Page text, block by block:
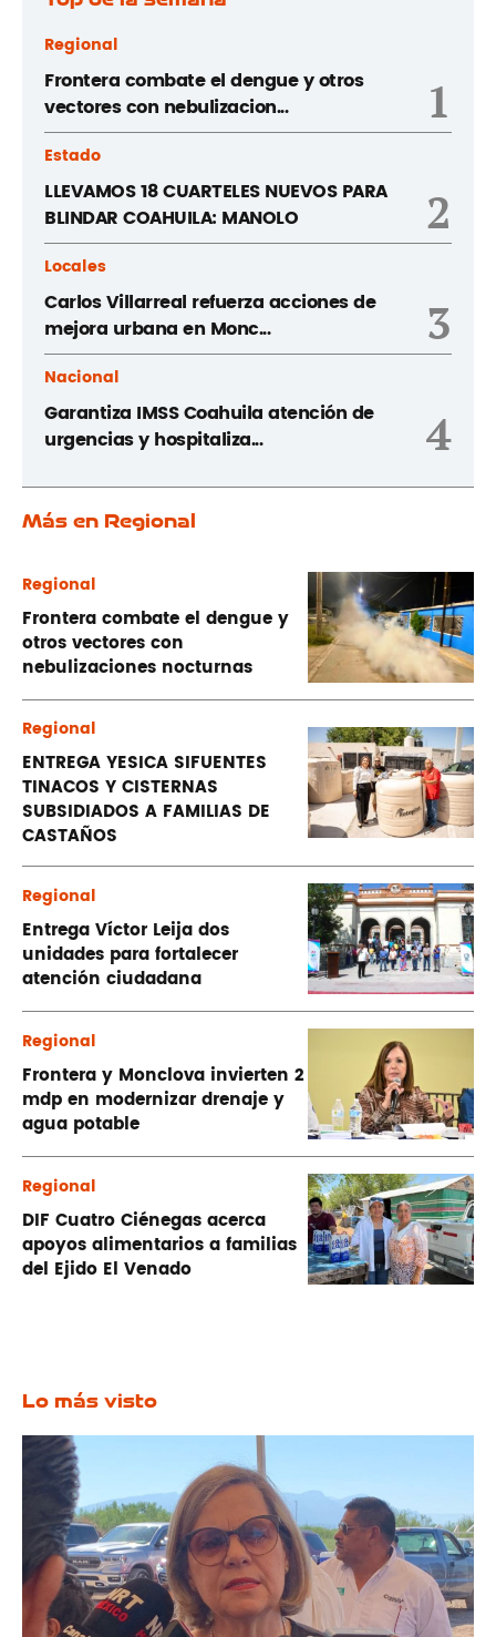
Regional
Frontera combate el dengue y otros
vectores con nebulizacion...
1
Estado
LLEVAMOS 18 CUARTELES NUEVOS PARA
BLINDAR COAHUILA: MANOLO
2
Locales
Carlos Villarreal refuerza acciones de
mejora urbana en Monc...
3
Nacional
Garantiza IMSS Coahuila atención de
urgencias y hospitaliza...
4
Más en Regional
Regional
Frontera combate el dengue y
otros vectores con
nebulizaciones nocturnas
Regional
ENTREGA YESICA SIFUENTES
TINACOS Y CISTERNAS
SUBSIDIADOS A FAMILIAS DE
CASTAÑOS
Regional
Entrega Víctor Leija dos
unidades para fortalecer
atención ciudadana
Regional
Frontera y Monclova invierten 2
mdp en modernizar drenaje y
agua potable
Regional
DIF Cuatro Ciénegas acerca
apoyos alimentarios a familias
del Ejido El Venado
Lo más visto